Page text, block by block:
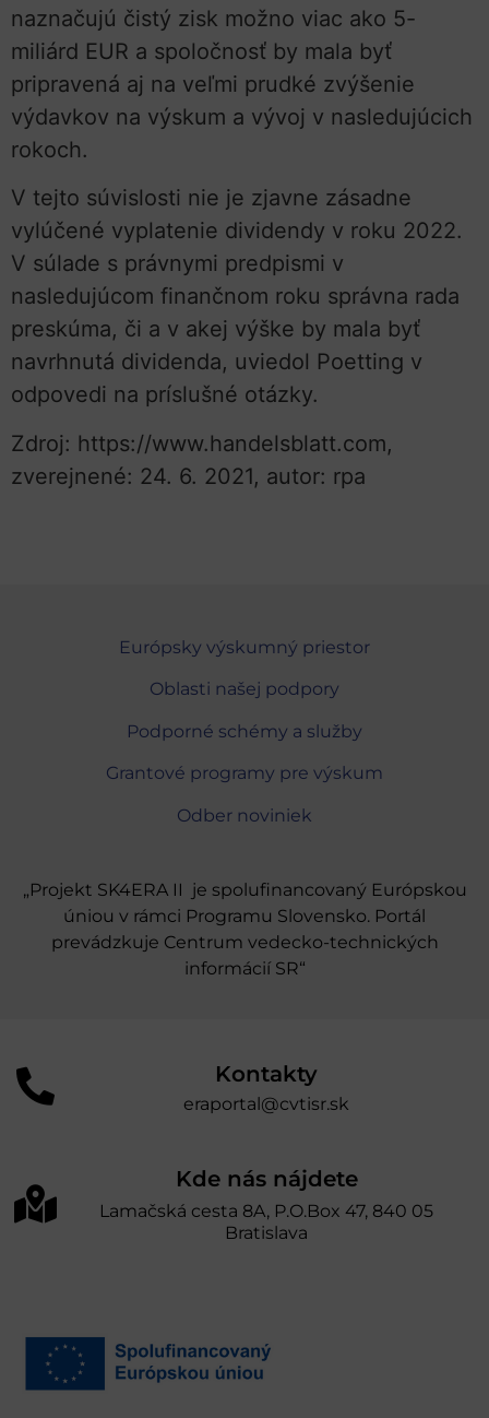
naznačujú čistý zisk možno viac ako 5-
miliárd EUR a spoločnosť by mala byť
pripravená aj na veľmi prudké zvýšenie
výdavkov na výskum a vývoj v nasledujúcich
rokoch.
V tejto súvislosti nie je zjavne zásadne
vylúčené vyplatenie dividendy v roku 2022.
V súlade s právnymi predpismi v
nasledujúcom finančnom roku správna rada
preskúma, či a v akej výške by mala byť
navrhnutá dividenda, uviedol Poetting v
odpovedi na príslušné otázky.
Zdroj: https://www.handelsblatt.com,
zverejnené: 24. 6. 2021, autor: rpa
Európsky výskumný priestor
Oblasti našej podpory
Podporné schémy a služby
Grantové programy pre výskum
Odber noviniek
„Projekt SK4ERA II je spolufinancovaný Európskou
úniou v rámci Programu Slovensko. Portál
prevádzkuje Centrum vedecko-technických
informácií SR“
Kontakty
eraportal@cvtisr.sk
Kde nás nájdete
Lamačská cesta 8A, P.O.Box 47, 840 05
Bratislava